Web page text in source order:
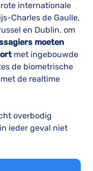
internationale
Charles de Gaulle,
en Dublin, om
moeten
met ingebouwde
de biometrische
de realtime
overbodig
ieder geval niet